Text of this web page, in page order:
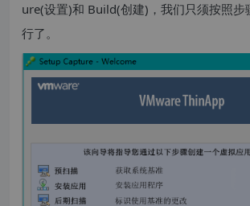
ure(设置)和 Build(创建)，我们只须按照步
行了。